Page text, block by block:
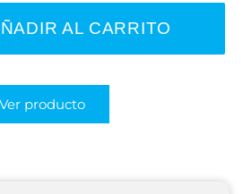
AL CARRITO
Ver producto